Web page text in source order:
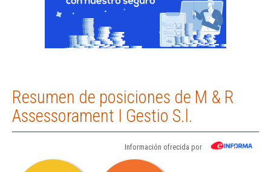
Resumen de posiciones de M & R
Assessorament I Gestio S.l.
Información ofrecida por